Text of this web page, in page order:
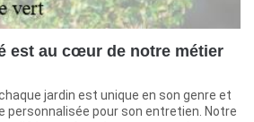
est au cœur de notre métier
jardin est unique en son genre et
personnalisée pour son entretien. Notre